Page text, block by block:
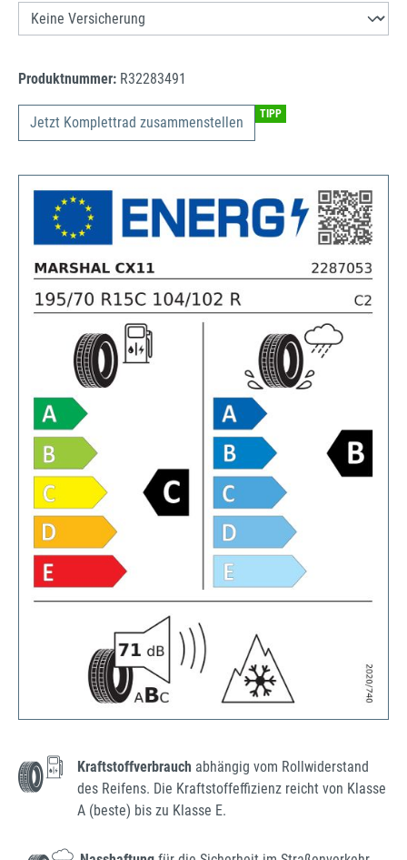
Produktnummer: R32283491
Jetzt Komplettrad zusammenstellen TIPP
Kraftstoffverbrauch abhängig vom Rollwiderstand
des Reifens. Die Kraftstoffeffizienz reicht von Klasse
A (beste) bis zu Klasse E.